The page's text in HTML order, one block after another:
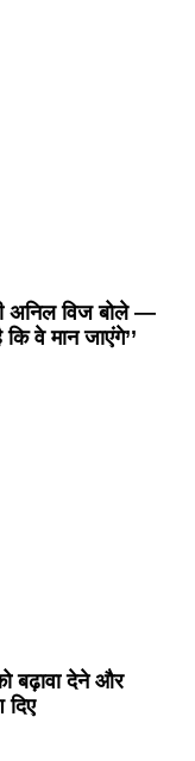
अनिल विज बोले —
वे मान जाएंगे’’
बढ़ावा देने और